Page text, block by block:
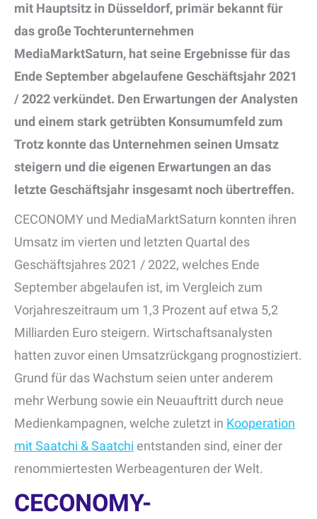
mit Hauptsitz in Düsseldorf, primär bekannt für
das große Tochterunternehmen
MediaMarktSaturn, hat seine Ergebnisse für das
Ende September abgelaufene Geschäftsjahr 2021
/ 2022 verkündet. Den Erwartungen der Analysten
und einem stark getrübten Konsumumfeld zum
Trotz konnte das Unternehmen seinen Umsatz
steigern und die eigenen Erwartungen an das
letzte Geschäftsjahr insgesamt noch übertreffen.
CECONOMY und MediaMarktSaturn konnten ihren
Umsatz im vierten und letzten Quartal des
Geschäftsjahres 2021 / 2022, welches Ende
September abgelaufen ist, im Vergleich zum
Vorjahreszeitraum um 1,3 Prozent auf etwa 5,2
Milliarden Euro steigern. Wirtschaftsanalysten
hatten zuvor einen Umsatzrückgang prognostiziert.
Grund für das Wachstum seien unter anderem
mehr Werbung sowie ein Neuauftritt durch neue
Medienkampagnen, welche zuletzt in Kooperation
mit Saatchi & Saatchi entstanden sind, einer der
renommiertesten Werbeagenturen der Welt.
CECONOMY-